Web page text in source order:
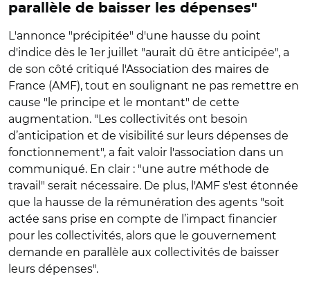
parallèle de baisser les dépenses"
L'annonce "précipitée" d'une hausse du point
d'indice dès le 1er juillet "aurait dû être anticipée", a
de son côté critiqué l'Association des maires de
France (AMF), tout en soulignant ne pas remettre en
cause "le principe et le montant" de cette
augmentation. "Les collectivités ont besoin
d’anticipation et de visibilité sur leurs dépenses de
fonctionnement", a fait valoir l'association dans un
communiqué. En clair : "une autre méthode de
travail" serait nécessaire. De plus, l'AMF s'est étonnée
que la hausse de la rémunération des agents "soit
actée sans prise en compte de l’impact financier
pour les collectivités, alors que le gouvernement
demande en parallèle aux collectivités de baisser
leurs dépenses".